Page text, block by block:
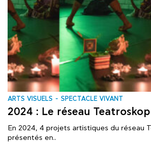
ARTS VISUELS SPECTACLE VIVANT
2024 : Le réseau
En 2024, 4 projets artistiques du réseau
présentés en..